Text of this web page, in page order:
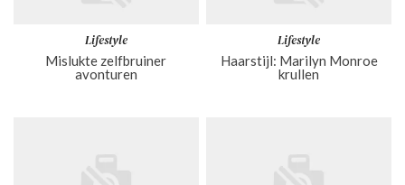
Lifestyle
Mislukte zelfbruiner
avonturen
Lifestyle
Haarstijl: Marilyn Monroe
krullen